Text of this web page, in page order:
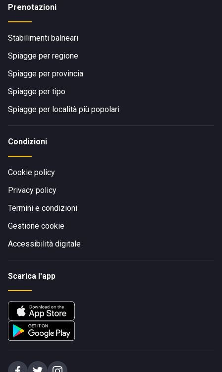
Prenotazioni
Stabilimenti balneari
Spiagge per regione
Spiagge per provincia
Spiagge per tipo
Spiagge per località più popolari
Condizioni
Cookie policy
Privacy policy
Termini e condizioni
Gestione cookie
Accessibilità digitale
Scarica l'app